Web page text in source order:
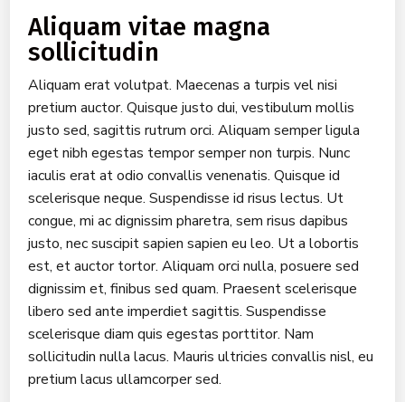
Aliquam vitae magna
sollicitudin
Aliquam erat volutpat. Maecenas a turpis vel nisi
pretium auctor. Quisque justo dui, vestibulum mollis
justo sed, sagittis rutrum orci. Aliquam semper ligula
eget nibh egestas tempor semper non turpis. Nunc
iaculis erat at odio convallis venenatis. Quisque id
scelerisque neque. Suspendisse id risus lectus. Ut
congue, mi ac dignissim pharetra, sem risus dapibus
justo, nec suscipit sapien sapien eu leo. Ut a lobortis
est, et auctor tortor. Aliquam orci nulla, posuere sed
dignissim et, finibus sed quam. Praesent scelerisque
libero sed ante imperdiet sagittis. Suspendisse
scelerisque diam quis egestas porttitor. Nam
sollicitudin nulla lacus. Mauris ultricies convallis nisl, eu
pretium lacus ullamcorper sed.